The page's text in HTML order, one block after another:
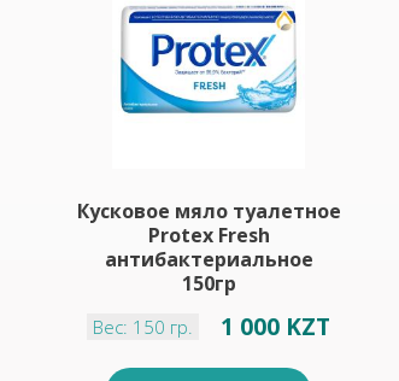
Кусковое мяло туалетное
Protex Fresh
антибактериальное
150гр
Вес: 150 гр. 1 000 KZT